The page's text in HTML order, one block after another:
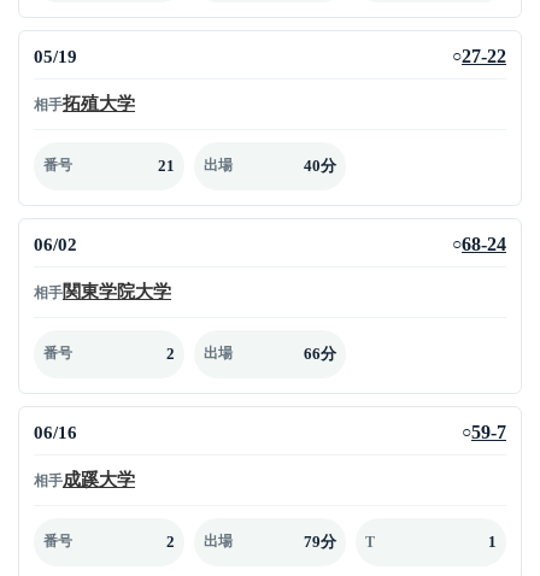
05/19 ○27-22
相手拓殖大学
番号 21 出場 40分
06/02 ○68-24
相手関東学院大学
番号 2 出場 66分
06/16 ○59-7
相手成蹊大学
番号 2 出場 79分 T 1